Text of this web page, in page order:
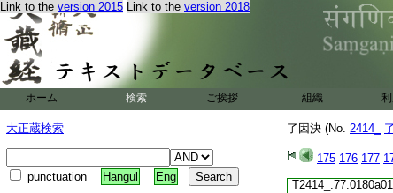
Link to the version 2015 Link to the version 2018
ホーム 検索 ご挨拶 組織
大正蔵検索
punctuation Hangul Eng
了因決 (No. 2414_
175 176 177
T2414_.77.0179c23: